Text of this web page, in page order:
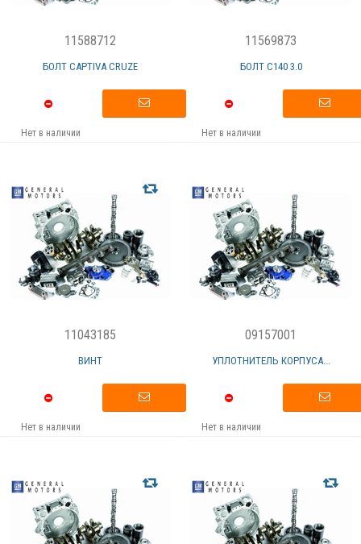
11588712
БОЛТ CAPTIVA CRUZE
Нет в наличии
11569873
БОЛТ C140 3.0
Нет в наличии
11043185
ВИНТ
Нет в наличии
09157001
УПЛОТНИТЕЛЬ КОРПУСА...
Нет в наличии